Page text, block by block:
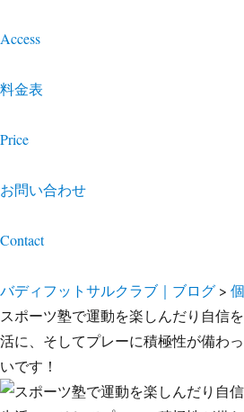
Access
料金表
Price
お問い合わせ
Contact
バディフットサルクラブ｜ブログ >
スポーツ塾で運動を楽しんだり自信
活に、そしてプレーに積極性が備わ
いです！